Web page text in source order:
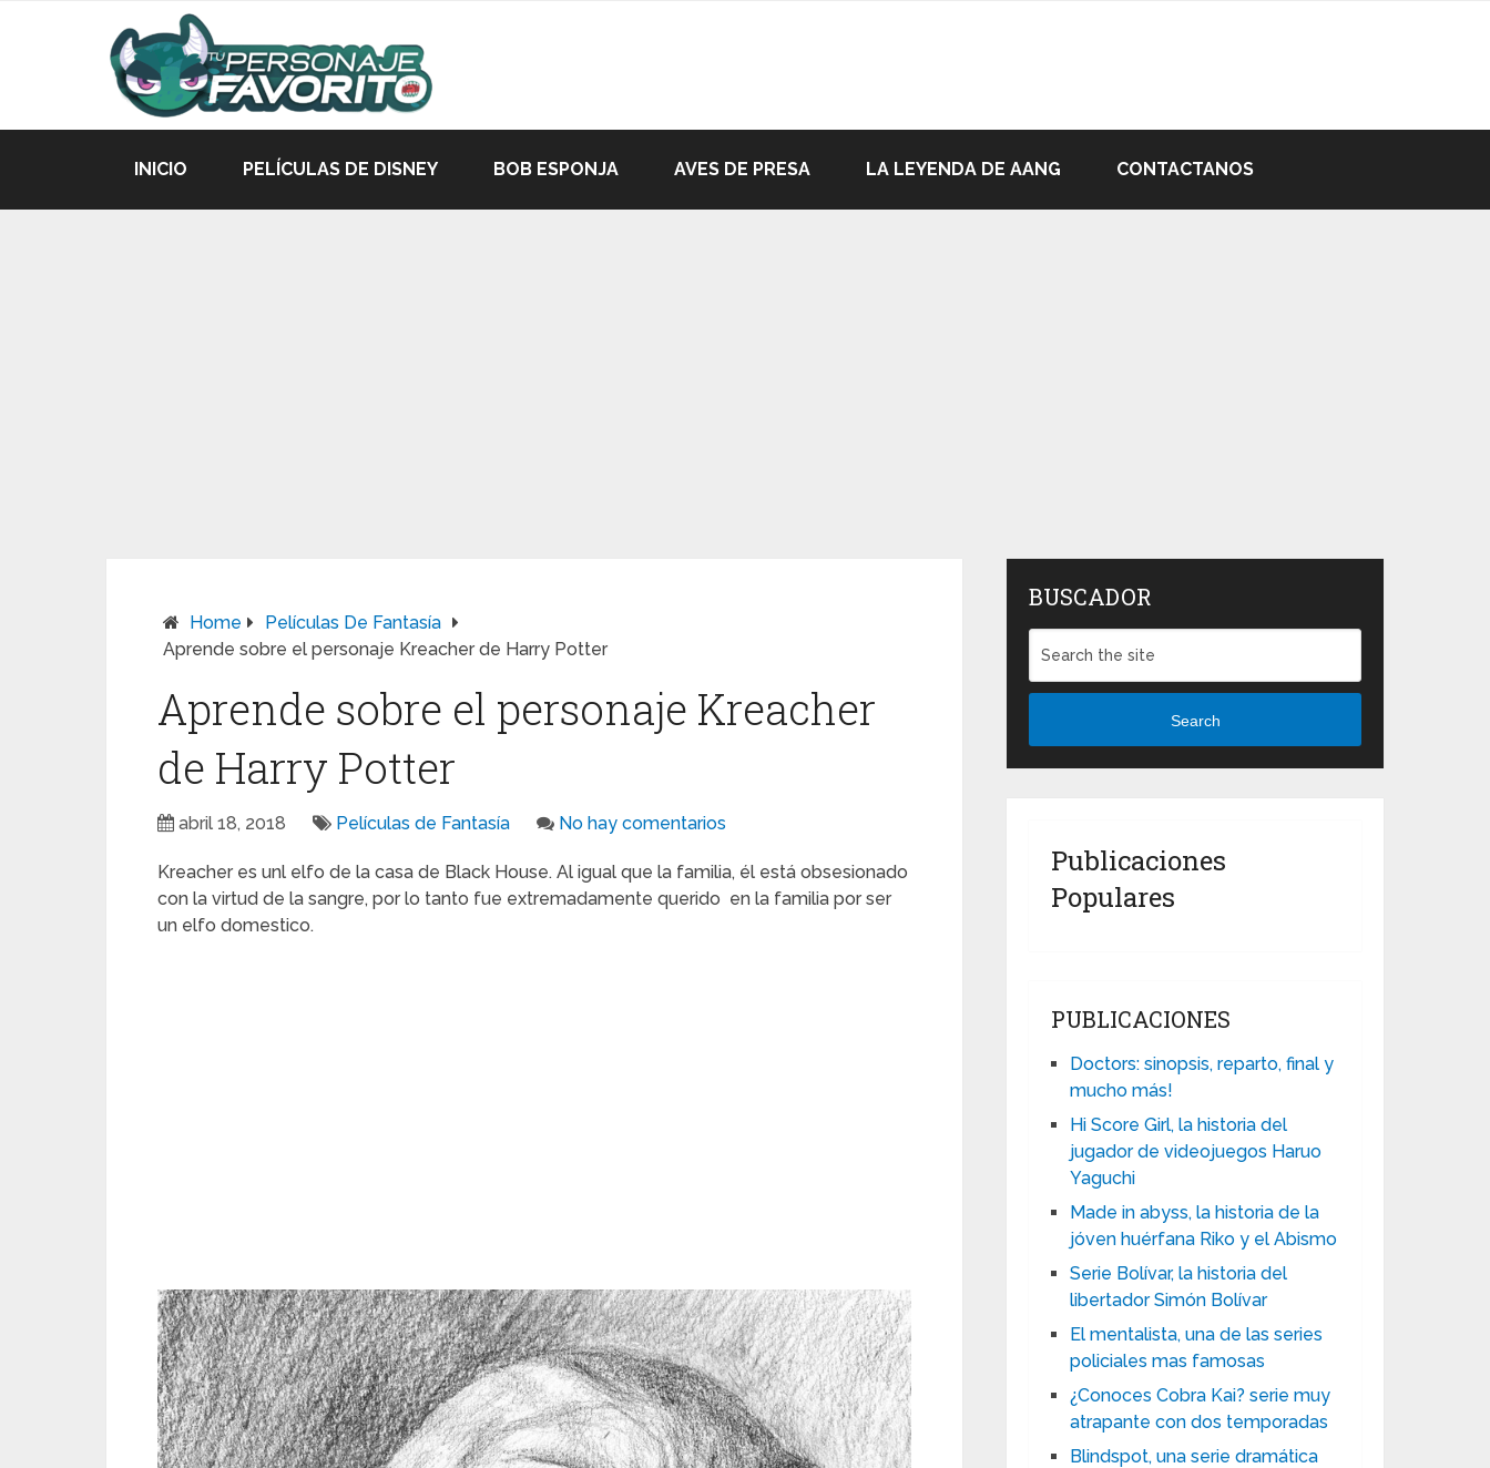
INICIO PELÍCULAS DE DISNEY BOB ESPONJA AVES DE PRESA LA LEYENDA DE AANG CONTACTANOS
Home
Películas De Fantasía
Aprende sobre el personaje Kreacher de Harry Potter
Aprende sobre el personaje Kreacher
de Harry Potter
abril 18, 2018 Películas de Fantasía No hay comentarios
Kreacher es unl elfo de la casa de Black House. Al igual que la familia, él está obsesionado
con la virtud de la sangre, por lo tanto fue extremadamente querido en la familia por ser
un elfo domestico.
BUSCADOR
Search
Publicaciones
Populares
PUBLICACIONES
Doctors: sinopsis, reparto, final y
mucho más!
Hi Score Girl, la historia del
jugador de videojuegos Haruo
Yaguchi
Made in abyss, la historia de la
jóven huérfana Riko y el Abismo
Serie Bolívar, la historia del
libertador Simón Bolívar
El mentalista, una de las series
policiales mas famosas
¿Conoces Cobra Kai? serie muy
atrapante con dos temporadas
Blindspot, una serie dramática